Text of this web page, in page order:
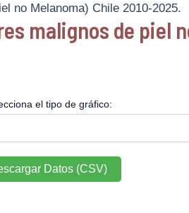
no Melanoma) Chile 2010-2025.
malignos de piel
el tipo de gráfico:
Datos (CSV)